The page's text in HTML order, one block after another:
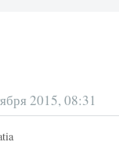
2015, 08:31